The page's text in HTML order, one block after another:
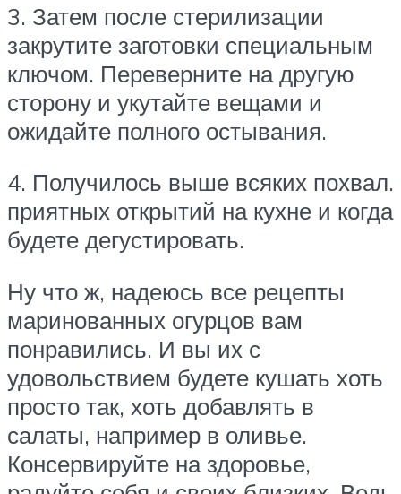
3. Затем после стерилизации
закрутите заготовки специальным
ключом. Переверните на другую
сторону и укутайте вещами и
ожидайте полного остывания.
4. Получилось выше всяких похвал.
приятных открытий на кухне и когда
будете дегустировать.
Ну что ж, надеюсь все рецепты
маринованных огурцов вам
понравились. И вы их с
удовольствием будете кушать хоть
просто так, хоть добавлять в
салаты, например в оливье.
Консервируйте на здоровье,